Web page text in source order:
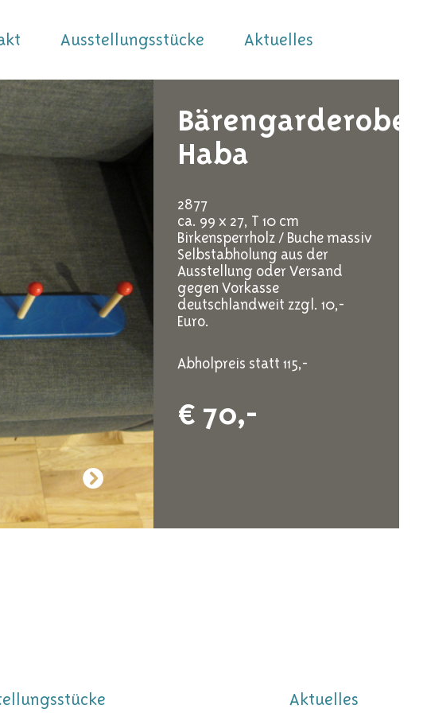
Ausstellungsstücke Aktuelles
Bärengarderobe
Haba
2877
ca. 99 x 27, T 10 cm
Birkensperrholz / Buche massiv
Selbstabholung aus der
Ausstellung oder Versand
gegen Vorkasse
deutschlandweit zzgl. 10,-
Euro.
Abholpreis statt 115,-
€ 70,-
Aktuelles